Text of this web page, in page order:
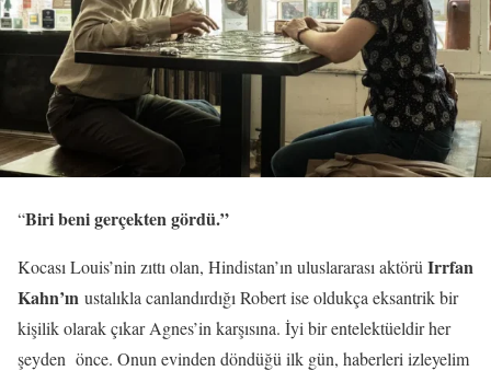
“Biri beni gerçekten gördü.”
Kocası Louis’nin zıttı olan, Hindistan’ın uluslararası aktörü Irrfan
Kahn’ın ustalıkla canlandırdığı Robert ise oldukça eksantrik bir
kişilik olarak çıkar Agnes’in karşısına. İyi bir entelektüeldir her
şeyden önce. Onun evinden döndüğü ilk gün, haberleri izleyelim